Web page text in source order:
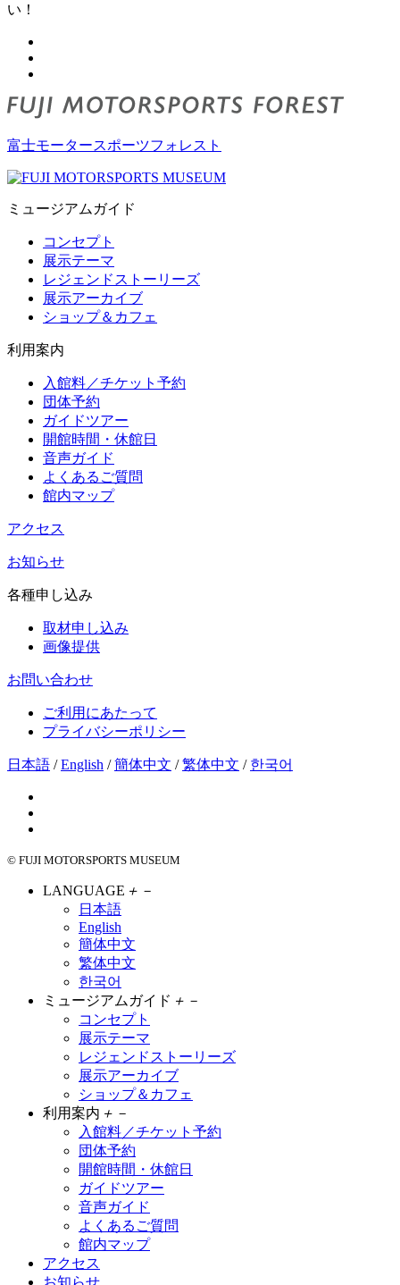
い！
富士モータースポーツフォレスト
ミュージアムガイド
コンセプト
展示テーマ
レジェンドストーリーズ
展示アーカイブ
ショップ＆カフェ
利用案内
入館料／チケット予約
団体予約
ガイドツアー
開館時間・休館日
音声ガイド
よくあるご質問
館内マップ
アクセス
お知らせ
各種申し込み
取材申し込み
画像提供
お問い合わせ
ご利用にあたって
プライバシーポリシー
日本語 /English /簡体中文 /繁体中文 / 한국어
© FUJI MOTORSPORTS MUSEUM
LANGUAGE ＋ －
日本語
English
簡体中文
繁体中文
한국어
ミュージアムガイド ＋ －
コンセプト
展示テーマ
レジェンドストーリーズ
展示アーカイブ
ショップ＆カフェ
利用案内 ＋ －
入館料／チケット予約
団体予約
開館時間・休館日
ガイドツアー
音声ガイド
よくあるご質問
館内マップ
アクセス